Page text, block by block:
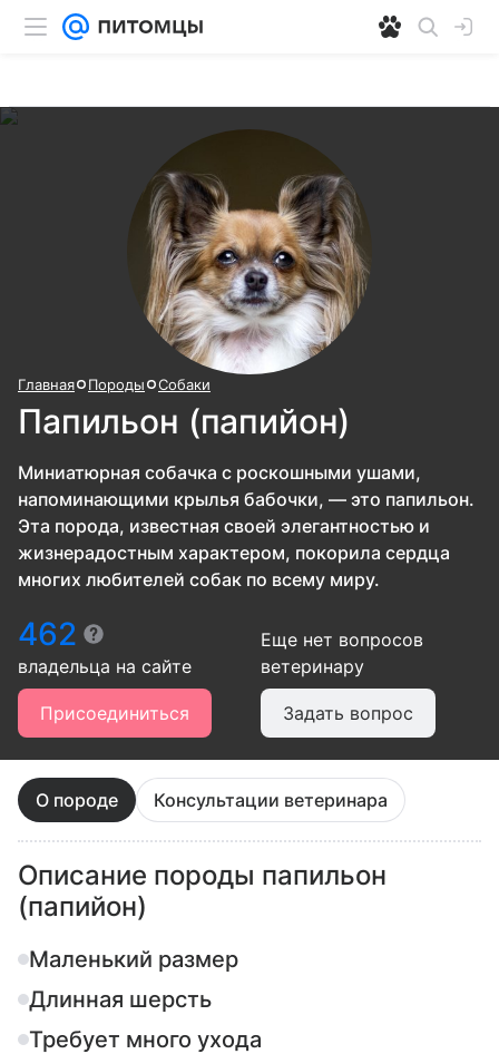
Главная Породы Собаки
Папильон (папийон)
Миниатюрная собачка с роскошными ушами,
напоминающими крылья бабочки, — это папильон.
Эта порода, известная своей элегантностью и
жизнерадостным характером, покорила сердца
многих любителей собак по всему миру.
462
владельца на сайте
Присоединиться
Еще нет вопросов
ветеринару
Задать вопрос
О породе Консультации ветеринара
Описание породы папильон
(папийон)
Маленький размер
Длинная шерсть
Требует много ухода